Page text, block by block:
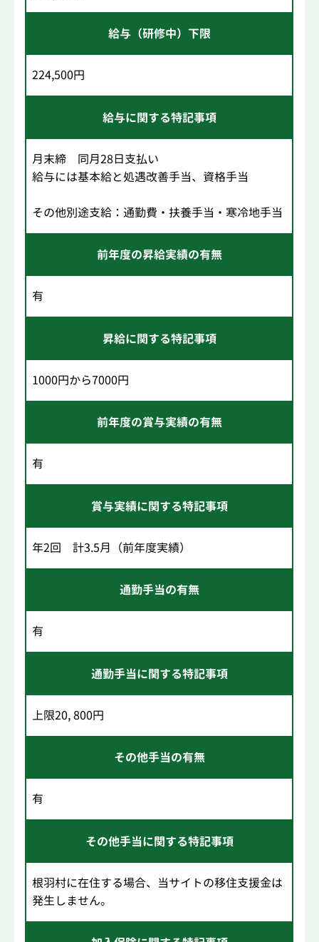
給与（研修中）下限
224,500円
給与に関する特記事項
月末締 同月28日支払い
給与には基本給と処遇改善手当、資格手当
その他別途支給：通勤費・扶養手当・寒冷地手当
前年度の昇給実績の有無
有
昇給に関する特記事項
1000円から7000円
前年度の賞与実績の有無
有
賞与実績に関する特記事項
年2回 計3.5月（前年度実績）
通勤手当の有無
有
通勤手当に関する特記事項
上限20, 800円
その他手当の有無
有
その他手当に関する特記事項
根羽村に在住する場合、当サイトの移住支援金は
発生しません。